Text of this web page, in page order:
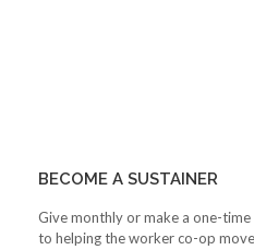
BECOME A SUSTAINER
Give monthly or make a one-
to helping the worker co-op